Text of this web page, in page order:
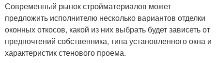
Современный рынок стройматериалов может
предложить исполнителю несколько вариантов отделки
оконных откосов, какой из них выбрать будет зависеть от
предпочтений собственника, типа установленного окна и
характеристик стенового проема.